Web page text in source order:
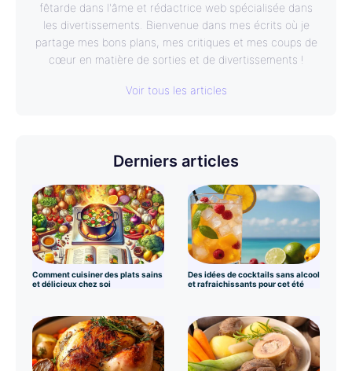
fêtarde dans l'âme et rédactrice web spécialisée dans
les divertissements. Bienvenue dans mes écrits où je
partage mes bons plans, mes critiques et mes coups de
cœur en matière de sorties et de divertissements !
Voir tous les articles
Derniers articles
Comment cuisiner des plats sains
et délicieux chez soi
Des idées de cocktails sans alcool
et rafraichissants pour cet été